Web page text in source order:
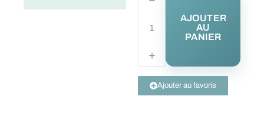
AJOUTER
AU
PANIER
Ajouter au favoris